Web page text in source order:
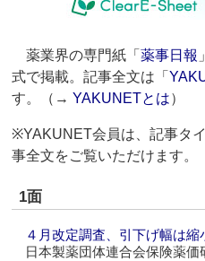
薬業界の専門紙「薬事日報
式で掲載。記事全文は「
す。（→YAKUNETとは）
※YAKUNET会員は、記事タ
事全文をご覧いただけます。
1面
４月改定調査、引下げ幅は
日本製薬団体連合会保険薬価